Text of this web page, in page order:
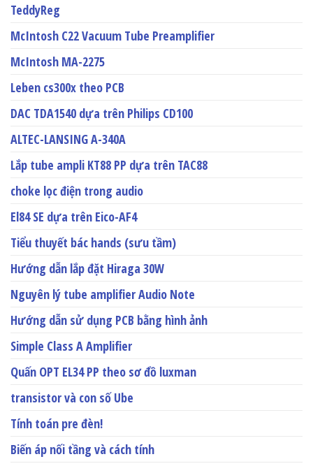
TeddyReg
McIntosh C22 Vacuum Tube Preamplifier
McIntosh MA-2275
Leben cs300x theo PCB
DAC TDA1540 dựa trên Philips CD100
ALTEC-LANSING A-340A
Lắp tube ampli KT88 PP dựa trên TAC88
choke lọc điện trong audio
El84 SE dựa trên Eico-AF4
Tiểu thuyết bác hands (sưu tầm)
Hướng dẫn lắp đặt Hiraga 30W
Nguyên lý tube amplifier Audio Note
Hướng dẫn sử dụng PCB bằng hình ảnh
Simple Class A Amplifier
Quấn OPT EL34 PP theo sơ đồ luxman
transistor và con số Ube
Tính toán pre đèn!
Biến áp nối tầng và cách tính